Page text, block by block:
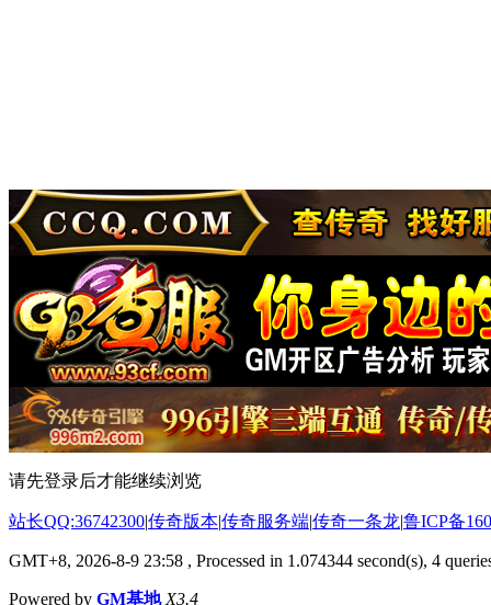
请先登录后才能继续浏览
站长QQ:36742300|传奇版本|传奇服务端|传奇一条龙|鲁ICP备
GMT+8, 2026-8-9 23:58 , Processed in 1.074344 second(s), 4
Powered by GM基地 X3.4